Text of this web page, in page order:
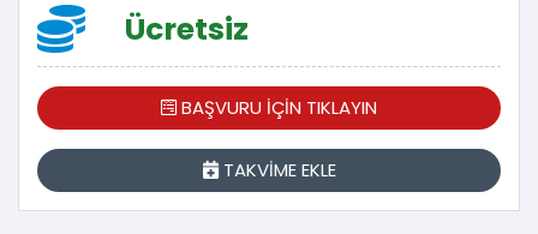
Ücretsiz
BAŞVURU İÇİN TIKLAYIN
TAKVİME EKLE